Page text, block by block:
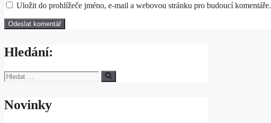
Uložit do prohlížeče jméno, e-mail a webovou stránku pro budoucí komentáře.
Hledání:
Hledat:
Novinky